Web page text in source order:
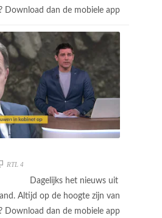
Download dan de mobiele app
RTL 4
Dagelijks het nieuws uit
Altijd op de hoogte zijn van
Download dan de mobiele app